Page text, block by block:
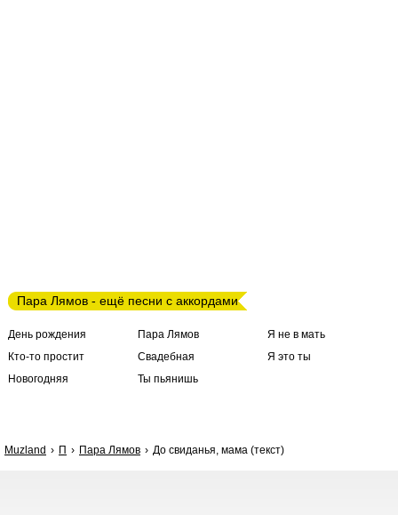
Пара Лямов - ещё песни с аккордами
День рождения
Кто-то простит
Новогодняя
Пара Лямов
Свадебная
Ты пьянишь
Я не в мать
Я это ты
Muzland П Пара Лямов До свиданья, мама (текст)